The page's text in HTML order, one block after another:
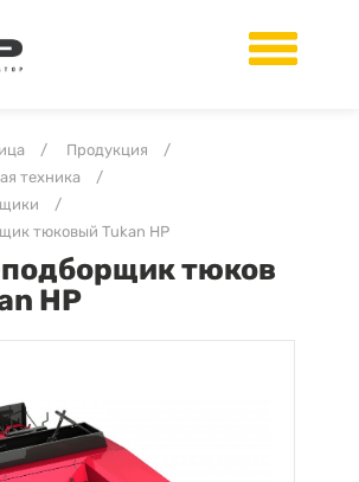
/ Продукция
/
техника
/
/
тюковый Tukan HP
тюков
HP